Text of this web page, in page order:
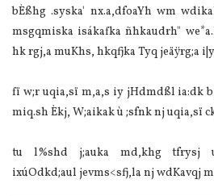
bÈßhg .syska' nx.a,dfoaYh wm
msgqmiska isákafka ñhkaudrh"
hk rgj,a muKhs, hkqfjka Tyq jeäÿrg;a
fï w;r uqia,sï m,a,s iy jHdmdßl ia:dk
miq.sh Èkj, W;aikak ù ;sfnk nj uqia,sï
tu l%shd j;auka md,khg tfrysj
ixúOdkd;aul jevms<sfj,la nj wdKavqj